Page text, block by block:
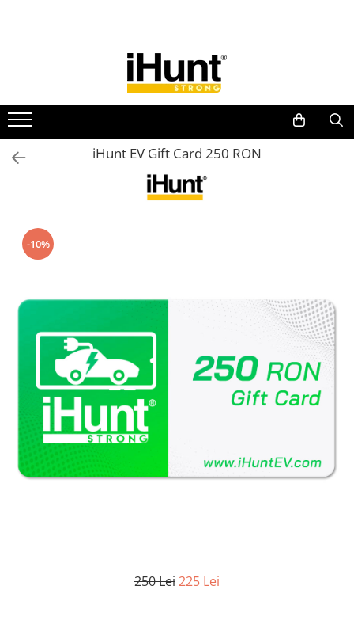
TELEFOANE & TABLETE IHUNT
Telefoane iHunt
Smartphone
Telefoane Rezistente
Accesorii telefoane
Accesorii smartwatch
ELECTROCASNICE
Aparate de Gătit
Oală sub Presiune
Slow Cooker
Grătar Grill
Gătit cu Aburi
Deshidratoare
iHunt EV Gift Card 250 RON
-10%
250 Lei225 Lei